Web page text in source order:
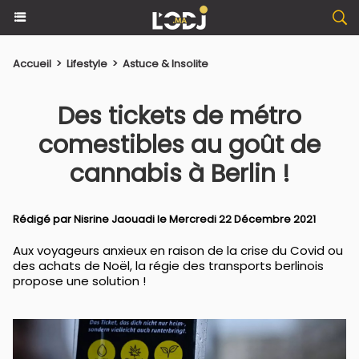
Accueil > Lifestyle > Astuce & Insolite
Des tickets de métro
comestibles au goût de
cannabis à Berlin !
Rédigé parNisrine Jaouadile Mercredi 22 Décembre 2021
Aux voyageurs anxieux en raison de la crise du Covid ou
des achats de Noël, la régie des transports berlinois
propose une solution !